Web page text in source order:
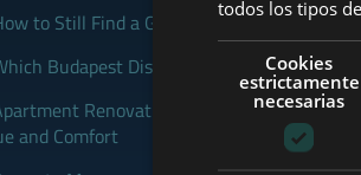
to Still Find a Good Rental in Budapest
Budapest District Fits Which Property
Renovation Budapest: How to
and Comfort
todos los tipos
Cookies
estrictamente
necesarias